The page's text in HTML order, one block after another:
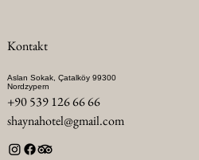
Kontakt
Aslan Sokak, Çatalköy 99300
Nordzypern
+90 539 126 66 66
shaynahotel@gmail.com